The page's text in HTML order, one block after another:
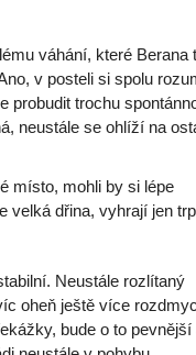
váhání, které Berana
v posteli si spolu
probudit trochu
neustále se ohlíží na
místo, mohli by si lépe
velká dřina, vyhrají jen
Neustále rozlítaný
oheň ještě více
bude o to pevnější